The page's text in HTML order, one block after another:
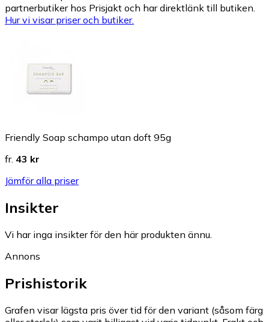
partnerbutiker hos Prisjakt och har direktlänk till butiken.
Hur vi visar priser och butiker.
Friendly Soap schampo utan doft 95g
fr. 43 kr
Jämför alla priser
Insikter
Vi har inga insikter för den här produkten ännu.
Annons
Prishistorik
Grafen visar lägsta pris över tid för den variant (såsom färg